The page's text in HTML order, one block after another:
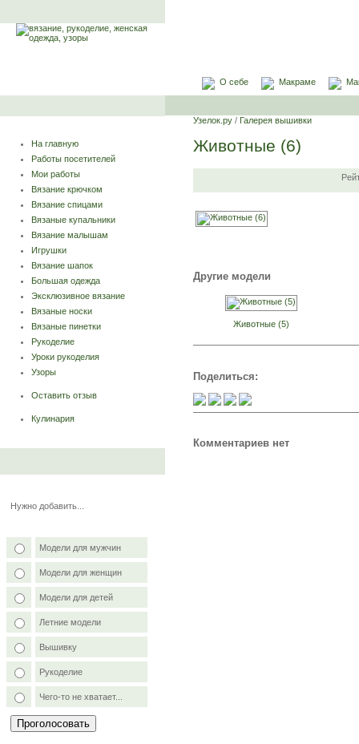
О себе Макраме
На главную
Работы посетителей
Мои работы
Вязание крючком
Вязание спицами
Вязаные купальники
Вязание малышам
Игрушки
Вязание шапок
Большая одежда
Эксклюзивное вязание
Вязаные носки
Вязаные пинетки
Рукоделие
Уроки рукоделия
Узоры
Оставить отзыв
Кулинария
Нужно добавить...
Модели для мужчин
Модели для женщин
Модели для детей
Летние модели
Вышивку
Рукоделие
Чего-то не хватает...
Узелок.ру / Галерея вышивки
Животные (6)
Другие модели
Животные (5)
Поделиться:
Комментариев нет